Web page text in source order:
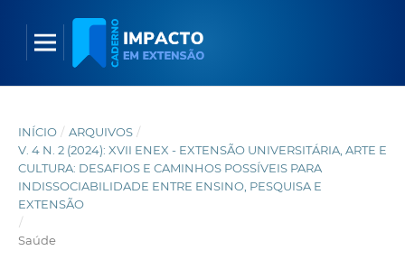
INÍCIO / ARQUIVOS /
V. 4 N. 2 (2024): XVII ENEX - EXTENSÃO UNIVERSITÁRIA, ARTE E
CULTURA: DESAFIOS E CAMINHOS POSSÍVEIS PARA
INDISSOCIABILIDADE ENTRE ENSINO, PESQUISA E
EXTENSÃO
/
Saúde